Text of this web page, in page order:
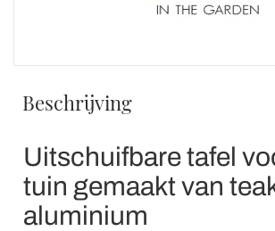
Beschrijving
Uitschuifbare tafel
tuin gemaakt van
aluminium